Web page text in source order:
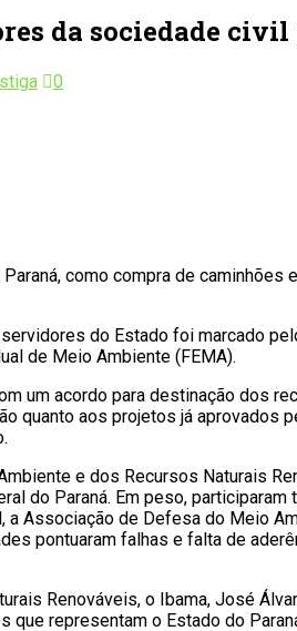
da sociedade
0
como compra de
do Estado foi marcado
de Meio Ambiente (FEMA).
um acordo para destinação dos
quanto aos projetos já
e dos Recursos Naturais
do Paraná. Em peso,
Associação de Defesa do Meio
pontuaram falhas e falta de
Renováveis, o Ibama, José
representam o Estado do